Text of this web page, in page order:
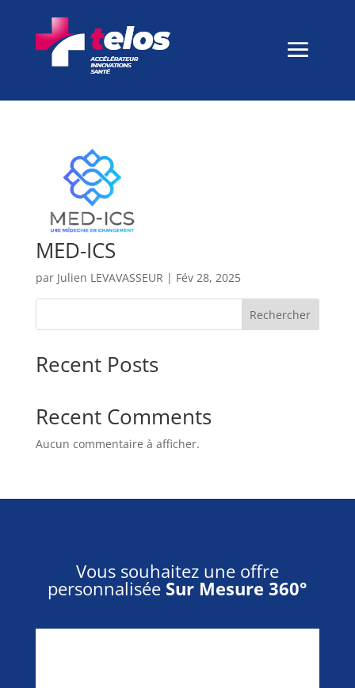
MED-ICS
par Julien LEVAVASSEUR | Fév 28, 2025
Rechercher
Recent Posts
Recent Comments
Aucun commentaire à afficher.
Vous souhaitez une offre
personnalisée Sur Mesure 360°